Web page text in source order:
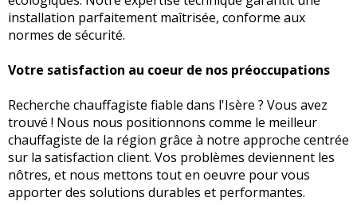
installation parfaitement maîtrisée, conforme aux
normes de sécurité.
Votre satisfaction au coeur de nos préoccupations
Recherche chauffagiste fiable dans l'Isère ? Vous avez
trouvé ! Nous nous positionnons comme le meilleur
chauffagiste de la région grâce à notre approche centrée
sur la satisfaction client. Vos problèmes deviennent les
nôtres, et nous mettons tout en oeuvre pour vous
apporter des solutions durables et performantes.